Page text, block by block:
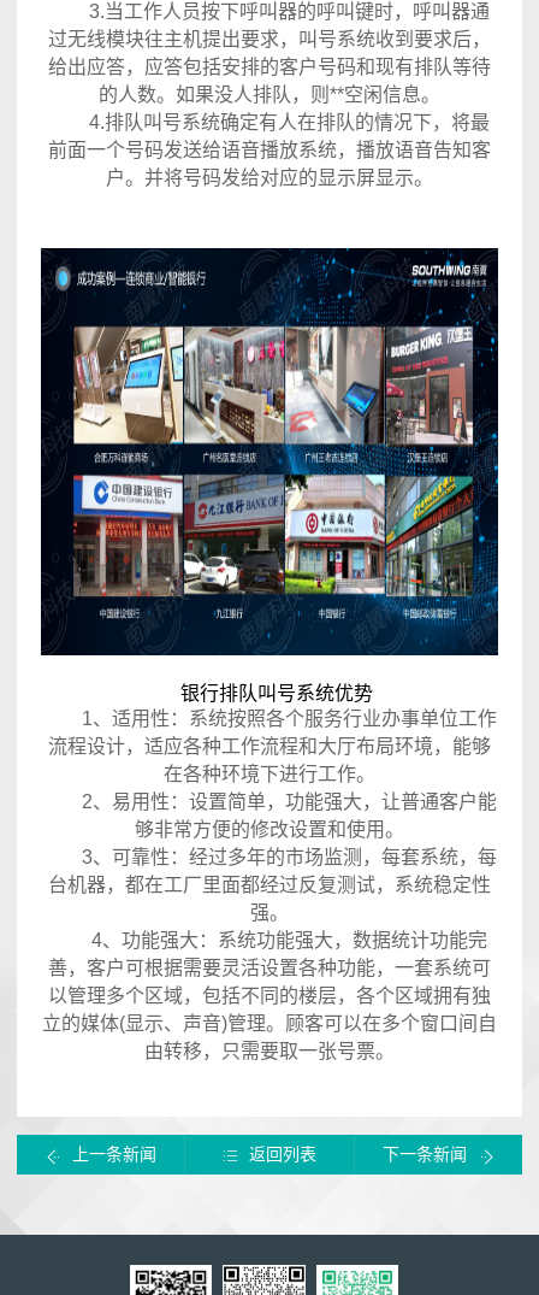
3.当工作人员按下呼叫器的呼叫键时，呼叫器通
过无线模块往主机提出要求，叫号系统收到要求后，
给出应答，应答包括安排的客户号码和现有排队等待
的人数。如果没人排队，则**空闲信息。
4.排队叫号系统确定有人在排队的情况下，将最
前面一个号码发送给语音播放系统，播放语音告知客
户。并将号码发给对应的显示屏显示。
银行排队叫号系统优势
1、适用性：系统按照各个服务行业办事单位工作
流程设计，适应各种工作流程和大厅布局环境，能够
在各种环境下进行工作。
2、易用性：设置简单，功能强大，让普通客户能
够非常方便的修改设置和使用。
3、可靠性：经过多年的市场监测，每套系统，每
台机器，都在工厂里面都经过反复测试，系统稳定性
强。
4、功能强大：系统功能强大，数据统计功能完
善，客户可根据需要灵活设置各种功能，一套系统可
以管理多个区域，包括不同的楼层，各个区域拥有独
立的媒体(显示、声音)管理。顾客可以在多个窗口间自
由转移，只需要取一张号票。
上一条新闻 返回列表 下一条新闻